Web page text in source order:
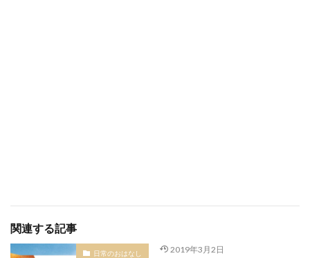
関連する記事
日常のおはなし 2019年3月2日